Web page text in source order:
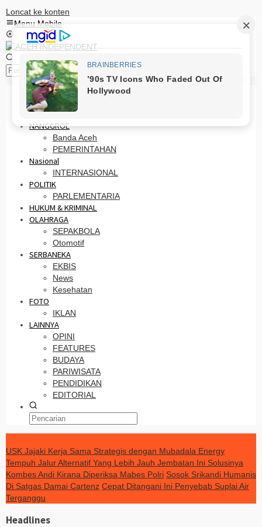
Loncat ke konten
Menu Mobile
HOME
PRO OTONOMI
NANGGROE
Banda Aceh
PEMERINTAHAN
Nasional
INTERNASIONAL
POLITIK
PARLEMENTARIA
HUKUM & KRIMINAL
OLAHRAGA
SEPAKBOLA
Otomotif
SERBANEKA
EKBIS
News
Kesehatan
FOTO
IKLAN
LAINNYA
OPINI
FEATURES
BUDAYA
PARIWISATA
PENDIDIKAN
EDITORIAL
USK Jajaki Kerja Sama Strategis dengan Mubadala Energy
Tempuh Jalur Alternatif Yang Lebih Jauh Jembatan Ini Solusinya
Kombes Andi Kirana Diperiksa Mabes Polri Sosok Srikandi Humanis
Di Satgas Damai Cartenz Cepat Ditangani Ini Penyebab Suplai Air
Terganggu
Headlines